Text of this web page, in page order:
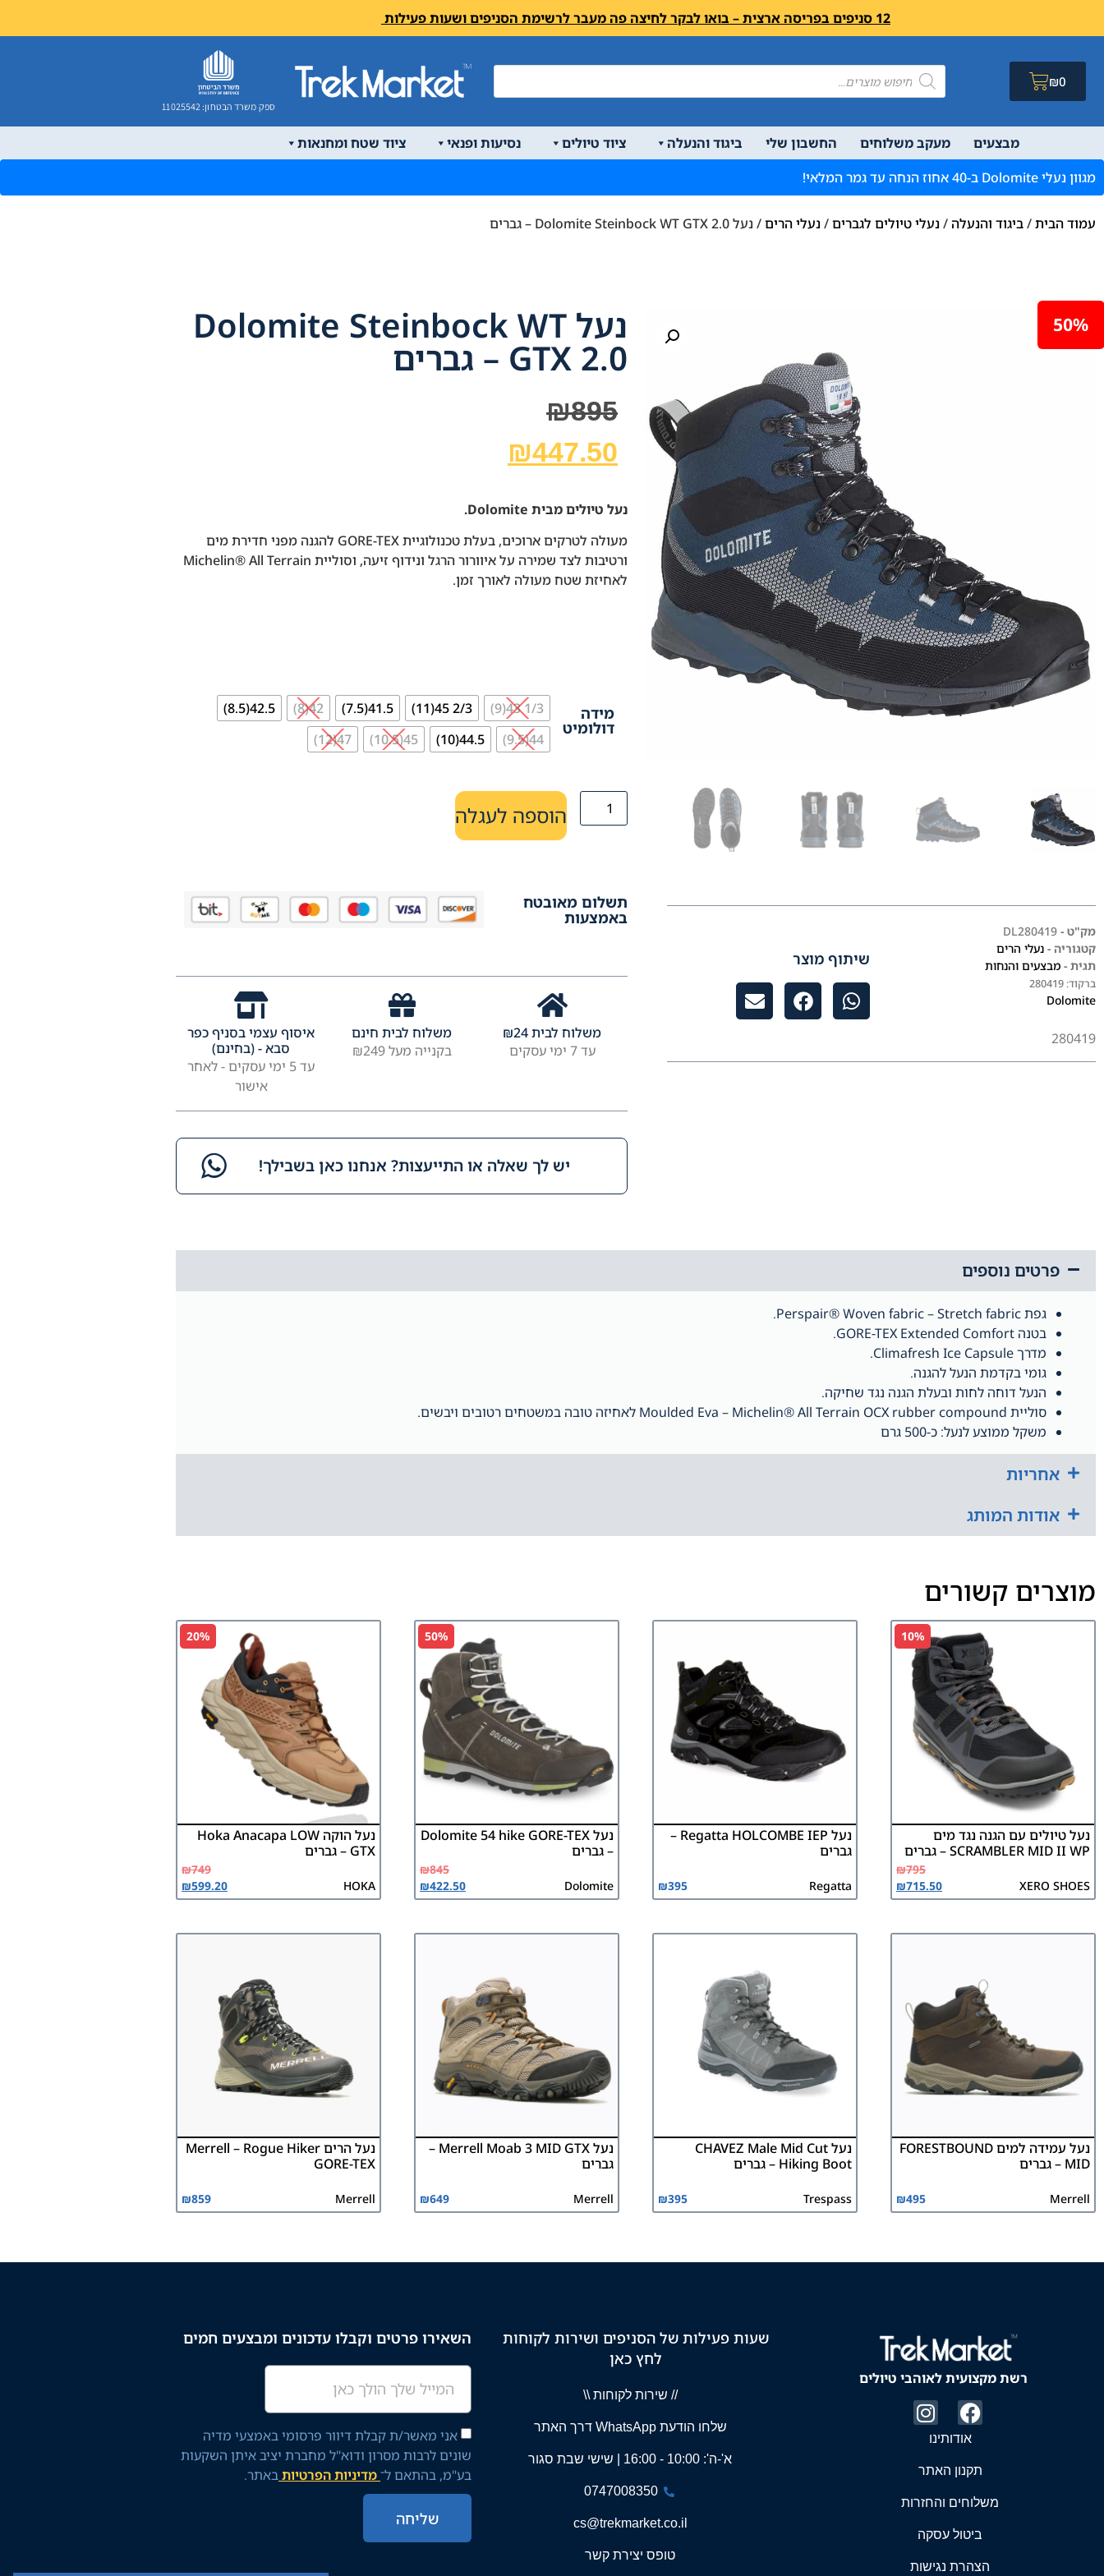
12 סניפים בפריסה ארצית – בואו לבקר לחיצה פה מעבר לרשימת הסניפים ושעות פעילות
₪0
ספק משרד הבטחון: 11025542
מבצעים מעקב משלוחים החשבון שלי ביגוד והנעלה ציוד טיולים נסיעות ופנאי
ציוד שטח ומחנאות
מגוון נעלי Dolomite ב-40 אחוז הנחה עד גמר המלאי!
עמוד הבית/ביגוד והנעלה / נעלי טיולים לגברים/ נעלי הרים/ נעל Dolomite Steinbock WT GTX 2.0 – גברים
50%
מק"ט - DL280419
קטגוריה - נעלי הרים
תגית - מבצעים והנחות
ברקוד: 280419
Dolomite
280419
שיתוף מוצר
נעל Dolomite Steinbock WT
GTX 2.0 – גברים
₪895
₪447.50
נעל טיולים מבית Dolomite.
מעולה לטרקים ארוכים, בעלת טכנולוגיית GORE-TEX להגנה מפני חדירת מים
ורטיבות לצד שמירה על איוורור הרגל ונידוף זיעה, וסוליית Michelin® All Terrain
לאחיזת שטח מעולה לאורך זמן.
מידה
דולומיט
1/3 43(9)
2/3 45(11)
41.5(7.5)
42(8)
42.5(8.5)
44(9.5)
44.5(10)
45(10.5)
47(12)
הוספה לעגלה
תשלום מאובטח
באמצעות
משלוח לבית ₪24
עד 7 ימי עסקים
משלוח לבית חינם
בקנייה מעל ₪249
איסוף עצמי בסניף כפר
סבא - (בחינם)
עד 5 ימי עסקים - לאחר
אישור
יש לך שאלה או התייעצות? אנחנו כאן בשבילך!​
פרטים נוספים
גפת Perspair® Woven fabric – Stretch fabric.
בטנה GORE-TEX Extended Comfort.
מדרך Climafresh Ice Capsule.
גומי בקדמת הנעל להגנה.
הנעל דוחה לחות ובעלת הגנה נגד שחיקה.
סוליית Moulded Eva – Michelin® All Terrain OCX rubber compound לאחיזה טובה במשטחים רטובים ויבשים.
משקל ממוצע לנעל: כ-500 גרם
אחריות
אודות המותג
מוצרים קשורים
10%
נעל טיולים עם הגנה נגד מים
SCRAMBLER MID II WP – גברים
XERO SHOES
₪795
₪715.50
נעל Regatta HOLCOMBE IEP –
גברים
Regatta
₪395
50%
נעל Dolomite 54 hike GORE-TEX
– גברים
Dolomite
₪845
₪422.50
20%
נעל הוקה Hoka Anacapa LOW
GTX – גברים
HOKA
₪749
₪599.20
נעל עמידה למים FORESTBOUND
MID – גברים
Merrell
₪495
נעל CHAVEZ Male Mid Cut
Hiking Boot – גברים
Trespass
₪395
נעל Merrell Moab 3 MID GTX –
גברים
Merrell
₪649
נעל הרים Merrell – Rogue Hiker
GORE-TEX
Merrell
₪859
רשת מקצועית לאוהבי טיולים
אודותינו
תקנון האתר
משלוחים והחזרות
ביטול עסקה
הצהרת נגישות
שעות פעילות של הסניפים ושירות לקוחות
לחץ כאן
// שירות לקוחות \\
שלחו הודעת WhatsApp דרך האתר
א'-ה': 10:00 - 16:00 | שישי שבת סגור
0747008350
cs@trekmarket.co.il
טופס יצירת קשר
השאירו פרטים וקבלו עדכונים ומבצעים חמים
אני מאשר/ת קבלת דיוור פרסומי באמצעי מדיה
שונים לרבות מסרון ודוא"ל מחברת יציב איתן השקעות
בע"מ, בהתאם ל־מדיניות הפרטיותבאתר.
שליחה